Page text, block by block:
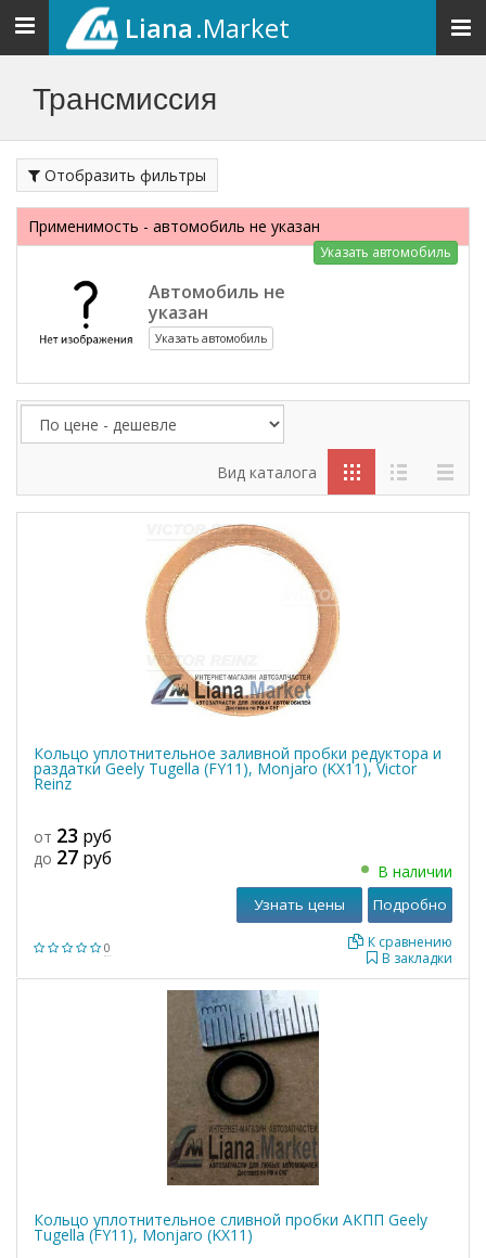
Toggle
navigation
Liana.Market
Трансмиссия
Отобразить фильтры
Применимость - автомобиль не указан
Указать автомобиль
Автомобиль не
указан
Указать автомобиль
Вид каталога
Кольцо уплотнительное заливной пробки редуктора и
раздатки Geely Tugella (FY11), Monjaro (KX11), Victor
Reinz
0
от 23 руб
до 27 руб
В наличии
В закладки
К сравнению
Узнать цены Подробно
Кольцо уплотнительное сливной пробки АКПП Geely
Tugella (FY11), Monjaro (KX11)